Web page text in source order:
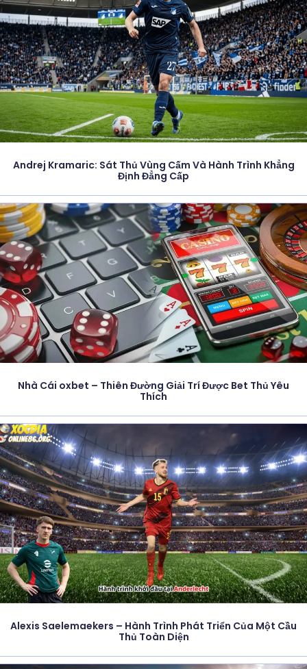
Andrej Kramaric: Sát Thủ Vùng Cấm Và Hành Trình Khẳng
Định Đẳng Cấp
Nhà Cái oxbet – Thiên Đường Giải Trí Được Bet Thủ Yêu
Thích
Alexis Saelemaekers – Hành Trình Phát Triển Của Một Cầu
Thủ Toàn Diện